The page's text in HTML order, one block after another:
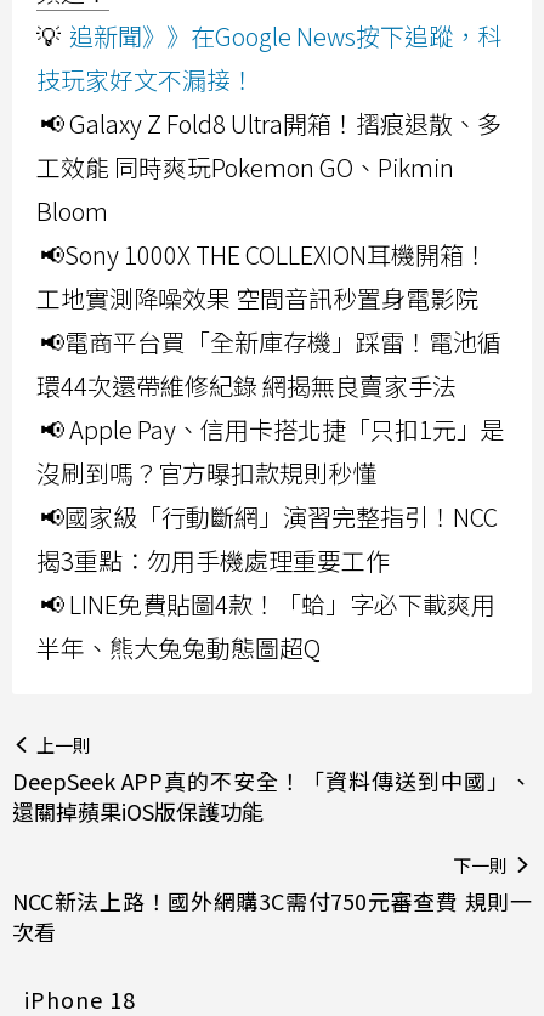
💡 追新聞》》在Google News按下追蹤，科
技玩家好文不漏接！
📢 Galaxy Z Fold8 Ultra開箱！摺痕退散、多
工效能 同時爽玩Pokemon GO、Pikmin
Bloom
📢Sony 1000X THE COLLEXION耳機開箱！
工地實測降噪效果 空間音訊秒置身電影院
📢電商平台買「全新庫存機」踩雷！電池循
環44次還帶維修紀錄 網揭無良賣家手法
📢 Apple Pay、信用卡搭北捷「只扣1元」是
沒刷到嗎？官方曝扣款規則秒懂
📢國家級「行動斷網」演習完整指引！NCC
揭3重點：勿用手機處理重要工作
📢 LINE免費貼圖4款！「蛤」字必下載爽用
半年、熊大兔兔動態圖超Q
上一則
DeepSeek APP真的不安全！「資料傳送到中國」、
還關掉蘋果iOS版保護功能
下一則
NCC新法上路！國外網購3C需付750元審查費 規則一
次看
iPhone 18